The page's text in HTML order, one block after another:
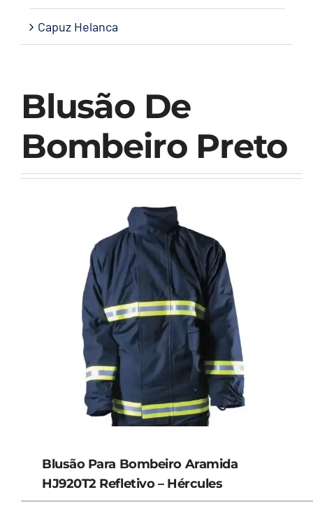
Blusão De
Bombeiro Preto
Blusão Para Bombeiro Aramida
HJ920T2 Refletivo – Hércules
Capuz Helanca